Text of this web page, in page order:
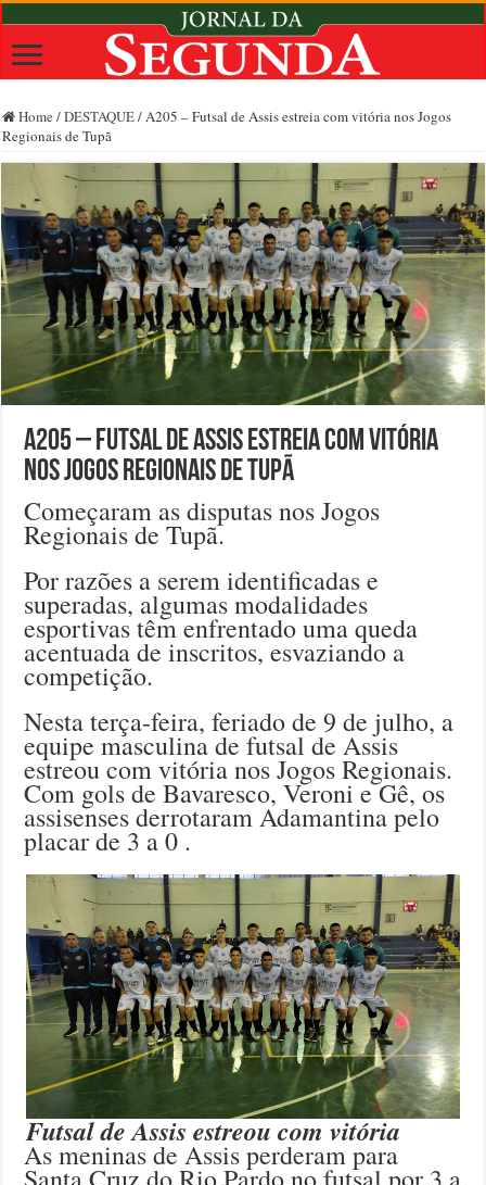
Home /DESTAQUE/A205 – Futsal de Assis estreia com vitória nos Jogos
Regionais de Tupã
A205 – Futsal de Assis estreia com vitória
nos Jogos Regionais de Tupã
Começaram as disputas nos Jogos
Regionais de Tupã.
Por razões a serem identificadas e
superadas, algumas modalidades
esportivas têm enfrentado uma queda
acentuada de inscritos, esvaziando a
competição.
Nesta terça-feira, feriado de 9 de julho, a
equipe masculina de futsal de Assis
estreou com vitória nos Jogos Regionais.
Com gols de Bavaresco, Veroni e Gê, os
assisenses derrotaram Adamantina pelo
placar de 3 a 0 .
Futsal de Assis estreou com vitória
As meninas de Assis perderam para